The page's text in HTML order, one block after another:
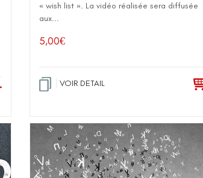
« wish list ». La vidéo réalisée sera diffusée
aux...
5,00€
VOIR DETAIL